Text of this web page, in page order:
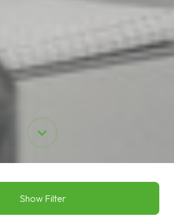
Show Filter